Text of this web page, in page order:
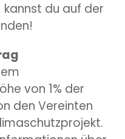
du auf der
von 1% der
den Vereinten